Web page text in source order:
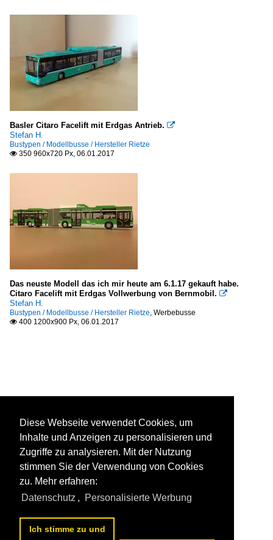
Basler Citaro Facelift mit Erdgas Antrieb. 
Stefan H.
Bustypen / Modellbusse / Hersteller Rietze
 350 960x720 Px, 06.01.2017
Das neuste Modell das ich mir heute am 6.1.17 gekauft habe.
Citaro Facelift mit Erdgas Vollwerbung von Bernmobil. 
Stefan H.
Bustypen / Modellbusse / Hersteller Rietze, Werbebusse
 400 1200x900 Px, 06.01.2017
Diese Webseite verwendet Cookies, um
Inhalte und Anzeigen zu personalisieren und
Zugriffe zu analysieren. Mit der Nutzung
stimmen Sie der Verwendung von Cookies
zu. Mehr erfahren:
Datenschutz , Personalisierte Werbung
Ich stimme zu und